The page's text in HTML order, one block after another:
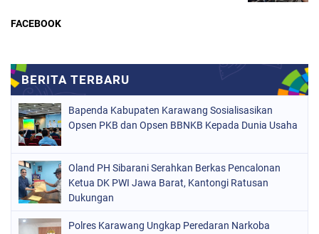
FACEBOOK
Bapenda Kabupaten Karawang Sosialisasikan
Opsen PKB dan Opsen BBNKB Kepada Dunia Usaha
Oland PH Sibarani Serahkan Berkas Pencalonan
Ketua DK PWI Jawa Barat, Kantongi Ratusan
Dukungan
Polres Karawang Ungkap Peredaran Narkoba